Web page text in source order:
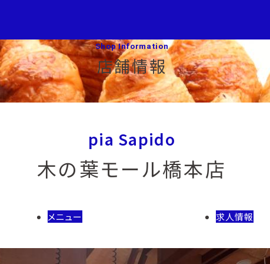
Shop Information
店舗情報
pia Sapido
木の葉モール橋本店
メニュー 求人情報